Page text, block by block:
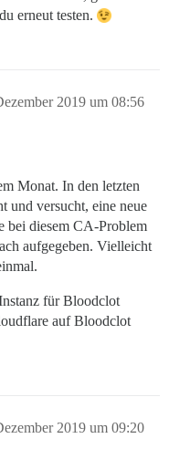
erneut testen.
2019 um 08:56
Monat. In den letzten
und versucht, eine neue
bei diesem CA-Problem
aufgegeben. Vielleicht
für Bloodclot
auf Bloodclot
2019 um 09:20